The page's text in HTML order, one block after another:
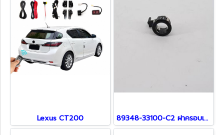
Lexus CT200 89348-33100-C2 ฝาครอบเซ็นเซอร์ สำหรับ Lexus